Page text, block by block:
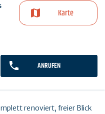
Karte
ANRUFEN
renoviert, freier Blick